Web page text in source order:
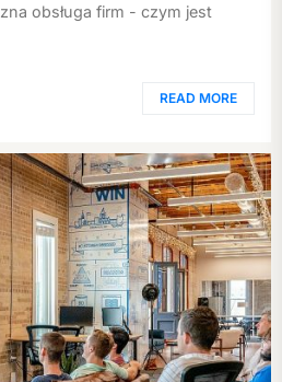
obsługa firm - czym jest
READ MORE